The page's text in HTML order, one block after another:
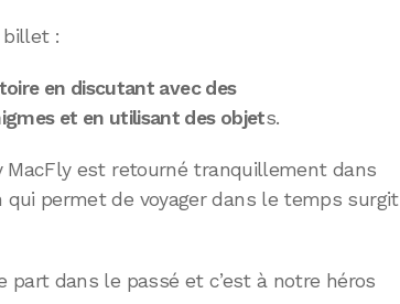
billet :
en discutant avec des
et en utilisant des objets.
MacFly est retourné tranquillement dans
qui permet de voyager dans le temps surgit
part dans le passé et c’est à notre héros